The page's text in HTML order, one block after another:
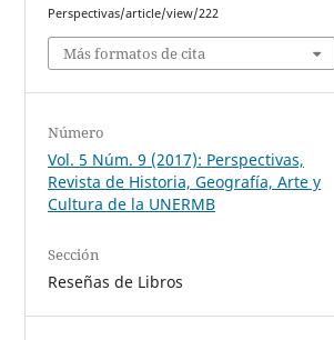
Perspectivas/article/view/222
Más formatos de cita
Número
Vol. 5 Núm. 9 (2017): Perspectivas,
Revista de Historia, Geografía, Arte y
Cultura de la UNERMB
Sección
Reseñas de Libros